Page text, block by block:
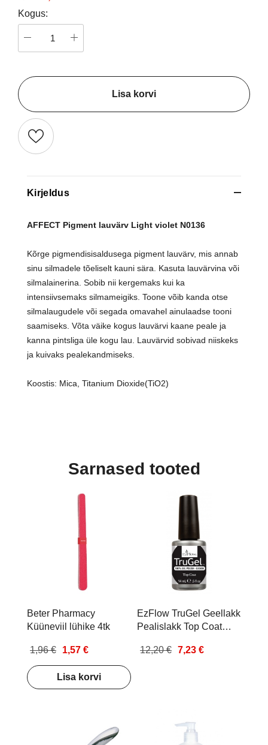
Kogus:
Lisa korvi
Kirjeldus
AFFECT Pigment lauvärv Light violet N0136
Kõrge pigmendisisaldusega pigment lauvärv, mis annab
sinu silmadele tõeliselt kauni sära. Kasuta lauvärvina või
silmalainerina. Sobib nii kergemaks kui ka
intensiivsemaks silmameigiks. Toone võib kanda otse
silmalaugudele või segada omavahel ainulaadse tooni
saamiseks. Võta väike kogus lauvärvi kaane peale ja
kanna pintsliga üle kogu lau. Lauvärvid sobivad niiskeks
ja kuivaks pealekandmiseks.
Koostis: Mica, Titanium Dioxide(TiO2)
Sarnased tooted
Beter Pharmacy
Küüneviil lühike 4tk
1,96 € 1,57 €
Lisa korvi
EzFlow TruGel Geellakk
Pealislakk Top Coat
12,20 € 7,23 €